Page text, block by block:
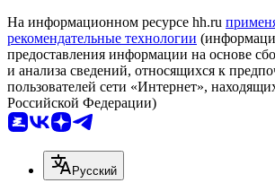
На информационном ресурсе hh.ru
рекомендательные технологии
предоставления информации на основе
и анализа сведений, относящихся к
пользователей сети «Интернет»,
Российской Федерации)
Русский